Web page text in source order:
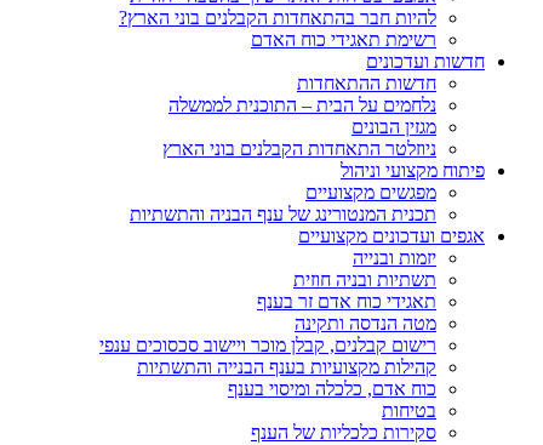
להיות חבר בהתאחדות הקבלנים בוני הארץ?
רשימת תאגידי כוח האדם
חדשות ועדכונים
חדשות ההתאחדות
נלחמים על הבית – התוכנית לממשלה
מגזין הבונים
ניוזלטר התאחדות הקבלנים בוני הארץ
פיתוח מקצועי וניהול
מפגשים מקצועיים
תכנית המנטורינג של ענף הבניה והתשתיות
אגפים ועדכונים מקצועיים
יזמות ובנייה
תשתיות ובניה חוזית
תאגידי כוח אדם זר בענף
מטה הנדסה ותקינה
רישום קבלנים, קבלן מוכר ויישוב סכסוכים ענפי
קהילות מקצועיות בענף הבנייה והתשתיות
כוח אדם, כלכלה ומיסוי בענף
בטיחות
סקירות כלכליות של הענף